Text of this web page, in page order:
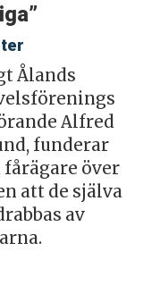
Ålands
Alfred
funderar
över
att de själva
av